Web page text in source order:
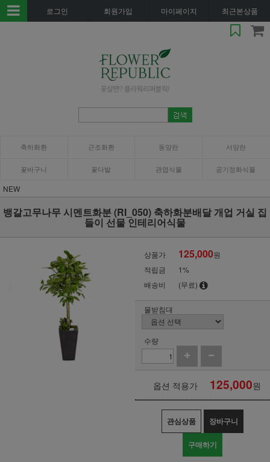
로그인 회원가입 마이페이지 최근본상품
축하화환 근조화환 동양란 서양란
꽃바구니 꽃다발 관엽식물 공기정화식물
NEW
뱅갈고무나무 시멘트화분 (RI_050) 축하화분배달 개업 거실 집
들이 선물 인테리어식물
상품가 125,000원
적립금
1%
배송비
(무료)
물받침대
수량
옵션 적용가 125,000원
관심상품 장바구니
구매하기